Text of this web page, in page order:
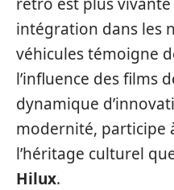
intégration dans les
véhicules témoigne
l’influence des films
dynamique
modernité, participe
l’héritage culturel
Hilux.